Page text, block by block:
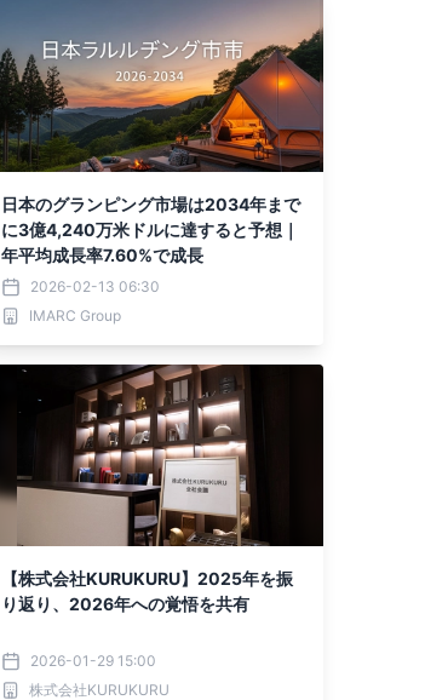
日本のグランピング市場は2034年まで
に3億4,240万米ドルに達すると予想｜
年平均成長率7.60%で成長
2026-02-13 06:30
IMARC Group
【株式会社KURUKURU】2025年を振
り返り、2026年への覚悟を共有
2026-01-29 15:00
株式会社KURUKURU